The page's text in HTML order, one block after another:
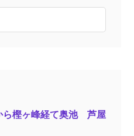
樫ヶ峰経て奥池 芦屋